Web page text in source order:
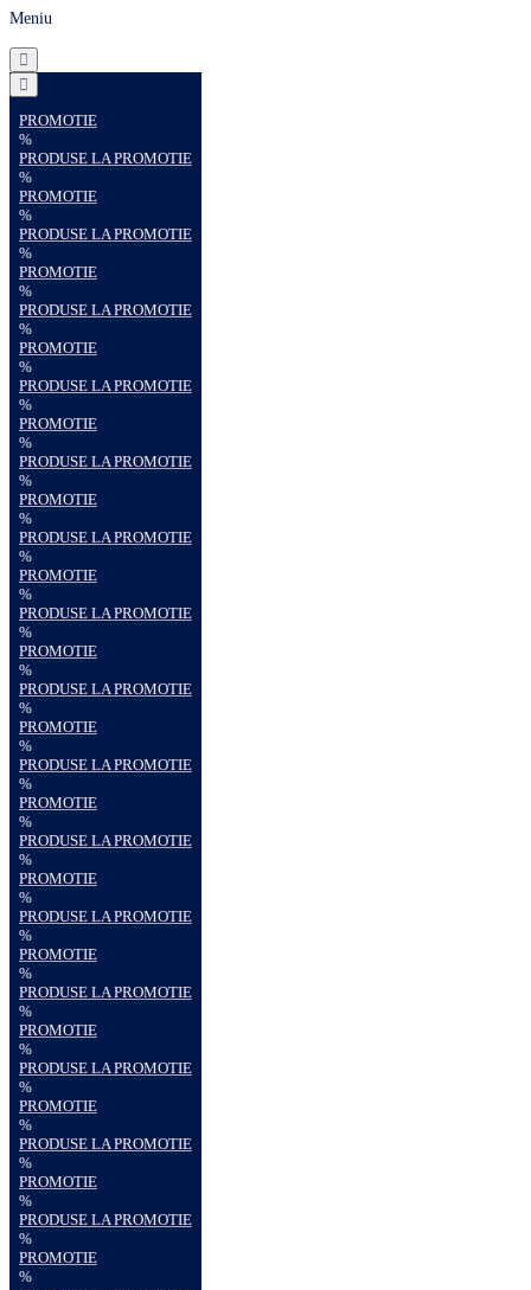
Meniu
PROMOTIE
%
PRODUSE LA PROMOTIE
%
PROMOTIE
%
PRODUSE LA PROMOTIE
%
PROMOTIE
%
PRODUSE LA PROMOTIE
%
PROMOTIE
%
PRODUSE LA PROMOTIE
%
PROMOTIE
%
PRODUSE LA PROMOTIE
%
PROMOTIE
%
PRODUSE LA PROMOTIE
%
PROMOTIE
%
PRODUSE LA PROMOTIE
%
PROMOTIE
%
PRODUSE LA PROMOTIE
%
PROMOTIE
%
PRODUSE LA PROMOTIE
%
PROMOTIE
%
PRODUSE LA PROMOTIE
%
PROMOTIE
%
PRODUSE LA PROMOTIE
%
PROMOTIE
%
PRODUSE LA PROMOTIE
%
PROMOTIE
%
PRODUSE LA PROMOTIE
%
PROMOTIE
%
PRODUSE LA PROMOTIE
%
PROMOTIE
%
PRODUSE LA PROMOTIE
%
PROMOTIE
%